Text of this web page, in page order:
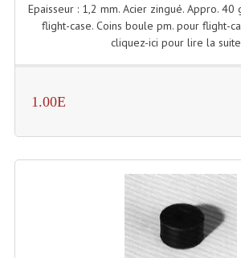
Micro Sans Fil HF UHF
Portes Voix Mégaphones
Pupitre Pour Discours
Samplers, Échantillonneurs
Epaisseur : 1,2 mm. Acier zingué. Appro. 40
flight-case. Coins boule pm. pour flight-
cliquez-ici pour lire la
1.00E